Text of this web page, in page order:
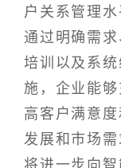
户关系管理
通过明确需
培训以及系
施，企业能
高客户满意
发展和市场